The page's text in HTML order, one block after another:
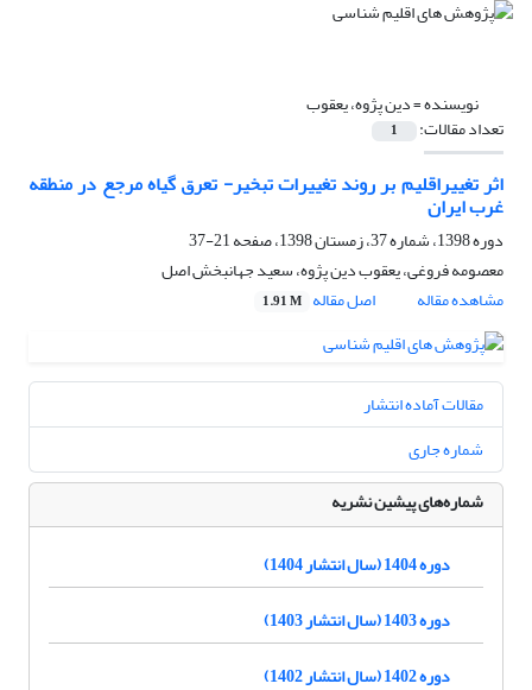
نویسنده =دین پژوه، یعقوب
تعداد مقالات: 1
اثر تغییراقلیم بر روند تغییرات تبخیر- تعرق گیاه مرجع در منطقه‌
غرب ایران
دوره 1398، شماره 37، زمستان 1398، صفحه
21-37
معصومه فروغی، یعقوب دین پژوه، سعید جهانبخش اصل
مشاهده مقاله
اصل مقاله 1.91 M
مقالات آماده انتشار
شماره جاری
شماره‌های پیشین نشریه
دوره 1404 (سال انتشار 1404)
دوره 1403 (سال انتشار 1403)
دوره 1402 (سال انتشار 1402)